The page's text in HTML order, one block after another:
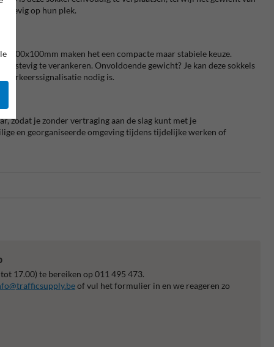
stevig op hun plek.
maken het een compacte maar stabiele keuze.
stevig te verankeren. Onvoldoende gewicht? Je kan deze sokkels
verkeerssignalisatie nodig is.
zodat je zonder vertraging aan de slag kunt met je
en georganiseerde omgeving tijdens tijdelijke werken of
17.00) te bereiken op 011 495 473.
of vul het formulier in en we reageren zo